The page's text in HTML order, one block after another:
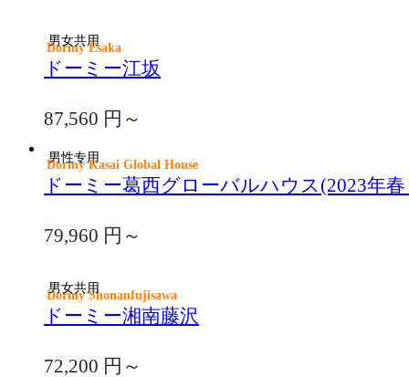
男女共用
Dormy Esaka
ドーミー江坂
87,560 円～
男性专用
Dormy Kasai Global House
ドーミー葛西グローバルハウス(2023年
79,960 円～
男女共用
Dormy Shonanfujisawa
ドーミー湘南藤沢
72,200 円～